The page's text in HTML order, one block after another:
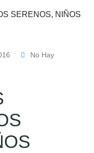
No Hay